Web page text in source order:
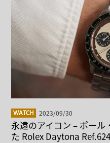
WATCH 2023/09/30
永遠のアイコン – ポー
た Rolex Daytona